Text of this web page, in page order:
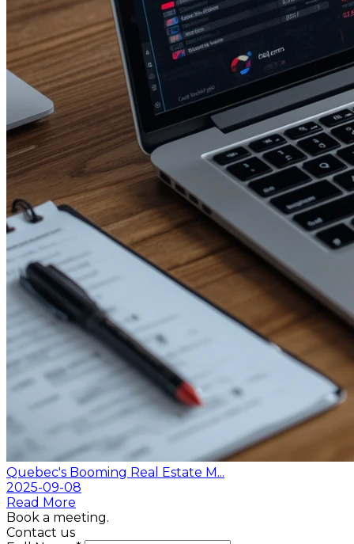
Quebec's Booming Real Estate M...
2025-09-08
Read More
Book a meeting.
Contact us